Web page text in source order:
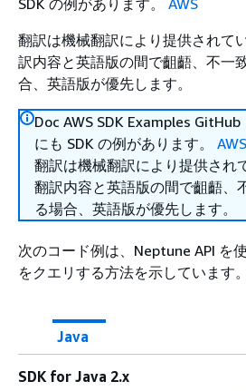
SDK の例があります。 AWS
翻訳は機械翻訳により提供されて
訳内容と英語版の間で齟齬、不一
合、英語版が優先します。
Doc AWS SDK Examples
にも SDK の例があります。 AWS
翻訳は機械翻訳により提供され
翻訳内容と英語版の間で齟齬、
る場合、英語版が優先します。
次のコード例は、Neptune API を
をクエリする方法を示しています。
Java
SDK for Java 2.x